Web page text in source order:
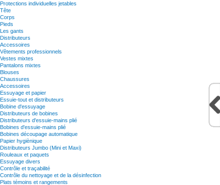
Protections individuelles jetables
Tête
Corps
Pieds
Les gants
Distributeurs
Accessoires
Vêtements professionnels
Vestes mixtes
Pantalons mixtes
Blouses
Chaussures
Accessoires
Essuyage et papier
Essuie-tout et distributeurs
Bobine d'essuyage
Distributeurs de bobines
Distributeurs d'essuie-mains plié
Bobines d'essuie-mains plié
Bobines découpage automatique
Papier hygiènique
Distributeurs Jumbo (Mini et Maxi)
Rouleaux et paquets
Essuyage divers
Contrôle et traçabilité
Contrôle du nettoyage et de la désinfection
Plats témoins et rangements